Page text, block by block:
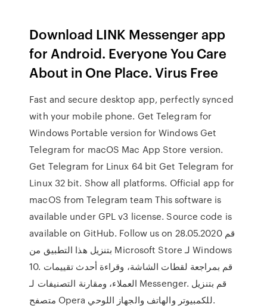
Download LINK Messenger app
for Android. Everyone You Care
About in One Place. Virus Free
Fast and secure desktop app, perfectly synced
with your mobile phone. Get Telegram for
Windows Portable version for Windows Get
Telegram for macOS Mac App Store version.
Get Telegram for Linux 64 bit Get Telegram for
Linux 32 bit. Show all platforms. Official app for
macOS from Telegram team This software is
available under GPL v3 license. Source code is
available on GitHub. Follow us on 28.05.2020 قم
بتنزيل هذا التطبيق من Microsoft Store لـ Windows
10. قم بمراجعة لقطات الشاشة، وقراءة أحدث تقييمات
العملاء، ومقارنة التصنيفات لـ Messenger. قم بتنزيل
متصفح Opera للكمبيوتر والهاتف والجهاز اللوحي.